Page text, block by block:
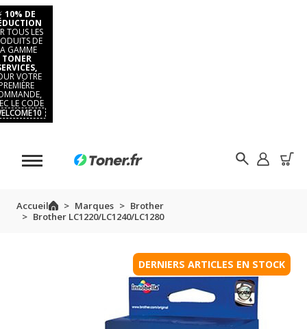
10% DE
TOUS LES
DE
GAMME
TONER
VOTRE
LE CODE
Accueil Marques
Brother
Brother LC1220/LC1240/LC1280
DERNIERS ARTICLES EN STOCK